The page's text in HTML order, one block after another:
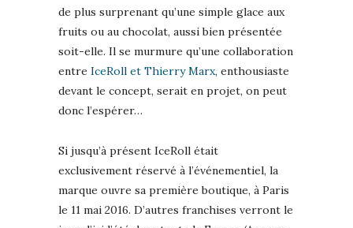
de plus surprenant qu’une simple glace aux
fruits ou au chocolat, aussi bien présentée
soit-elle. Il se murmure qu’une collaboration
entre IceRoll et Thierry Marx, enthousiaste
devant le concept, serait en projet, on peut
donc l’espérer…
Si jusqu’à présent IceRoll était
exclusivement réservé à l’événementiel, la
marque ouvre sa première boutique, à Paris
le 11 mai 2016. D’autres franchises verront le